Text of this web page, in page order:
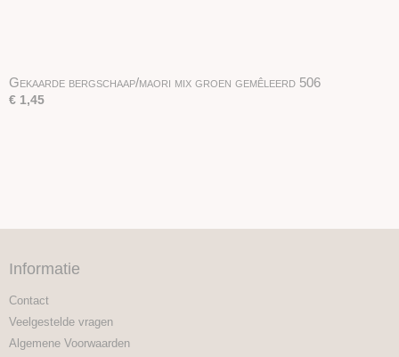
Gekaarde bergschaap/maori mix groen gemêleerd 506
€ 1,45
Informatie
Contact
Veelgestelde vragen
Algemene Voorwaarden